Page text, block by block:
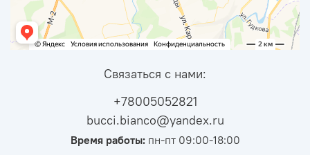
Связаться с нами:
+78005052821
bucci.bianco@yandex.ru
Время работы:пн-пт 09:00-18:00